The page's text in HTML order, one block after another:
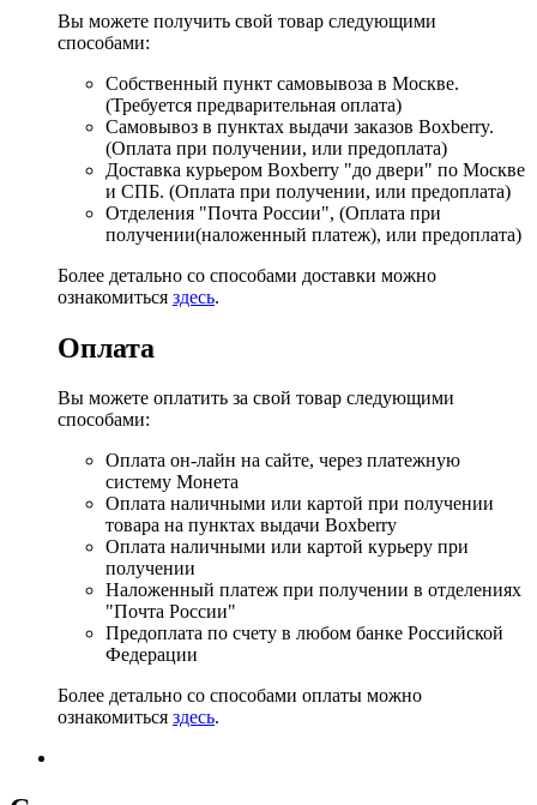
Вы можете получить свой товар следующими
способами:
Собственный пункт самовывоза в Москве.
(Требуется предварительная оплата)
Самовывоз в пунктах выдачи заказов Boxberry.
(Оплата при получении, или предоплата)
Доставка курьером Boxberry "до двери" по Москве
и СПБ. (Оплата при получении, или предоплата)
Отделения "Почта России", (Оплата при
получении(наложенный платеж), или предоплата)
Более детально со способами доставки можно
ознакомиться здесь.
Оплата
Вы можете оплатить за свой товар следующими
способами:
Оплата он-лайн на сайте, через платежную
систему Монета
Оплата наличными или картой при получении
товара на пунктах выдачи Boxberry
Оплата наличными или картой курьеру при
получении
Наложенный платеж при получении в отделениях
"Почта России"
Предоплата по счету в любом банке Российской
Федерации
Более детально со способами оплаты можно
ознакомиться здесь.